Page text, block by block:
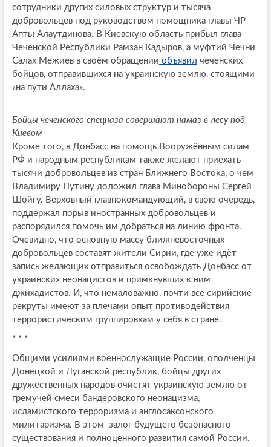
сотрудники других силовых структур и тысяча
добровольцев под руководством помощника главы ЧР
Апты Алаутдинова. В Киевскую область прибыл глава
Чеченской Республики Рамзан Кадыров, а муфтий Чечни
Салах Межиев в своём обращении объявил чеченских
бойцов, отправившихся на украинскую землю, стоящими
«на пути Аллаха».
Бойцы чеченского спецназа совершают намаз в лесу под
Киевом
Кроме того, в Донбасс на помощь Вооружённым силам
РФ и народным республикам также желают приехать
тысячи добровольцев из стран Ближнего Востока, о чем
Владимиру Путину доложил глава Минобороны Сергей
Шойгу. Верховный главнокомандующий, в свою очередь,
поддержал порыв иностранных добровольцев и
распорядился помочь им добраться на линию фронта.
Очевидно, что основную массу ближневосточных
добровольцев составят жители Сирии, где уже идёт
запись желающих отправиться освобождать Донбасс от
украинских неонацистов и примкнувших к ним
джихадистов. И, что немаловажно, почти все сирийские
рекруты имеют за плечами опыт противодействия
террористическим группировкам у себя в стране.
* * *
Общими усилиями военнослужащие России, ополченцы
Донецкой и Луганской республик, бойцы других
дружественных народов очистят украинскую землю от
гремучей смеси бандеровского неонацизма,
исламистского терроризма и англосаксонского
милитаризма. В этом залог будущего безопасного
существования и полноценного развития самой России.